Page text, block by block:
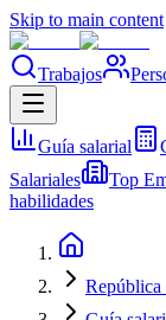
Skip to main content
Trabajos
Guía salarial
Salariales
Top
habilidades